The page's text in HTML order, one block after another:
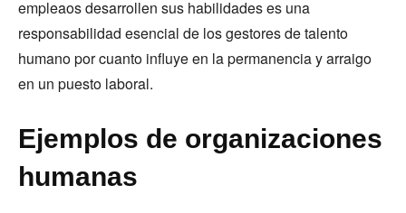
empleaos desarrollen sus habilidades es una
responsabilidad esencial de los gestores de talento
humano por cuanto influye en la permanencia y arraigo
en un puesto laboral.
Ejemplos de organizaciones
humanas